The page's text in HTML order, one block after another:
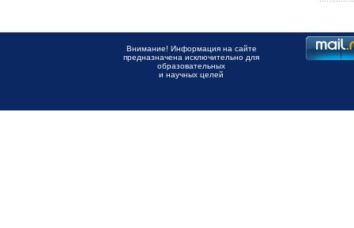
Внимание! Информация на сайте
предназначена исключительно для
образовательных
и научных целей